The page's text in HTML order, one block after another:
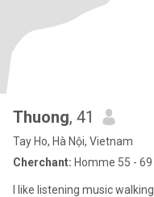
Thuong, 41
Tay Ho, Hà Nội, Vietnam
Cherchant: Homme 55 - 69
I like listening music walking and traveling. I am an honest and kind